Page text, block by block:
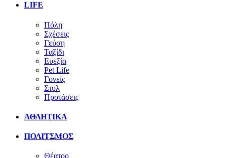
LIFE
Πόλη
Σχέσεις
Γεύση
Ταξίδι
Ευεξία
Pet Life
Γονείς
Στυλ
Προτάσεις
ΑΘΛΗΤΙΚΑ
ΠΟΛΙΤΣΜΟΣ
Θέατρο